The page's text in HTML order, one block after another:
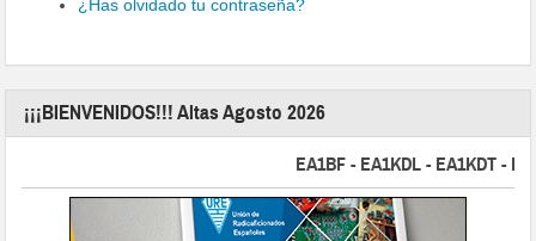
¿Has olvidado tu contraseña?
¡¡¡BIENVENIDOS!!! Altas Agosto 2026
EA1BF - EA1KDL - EA1KDT -